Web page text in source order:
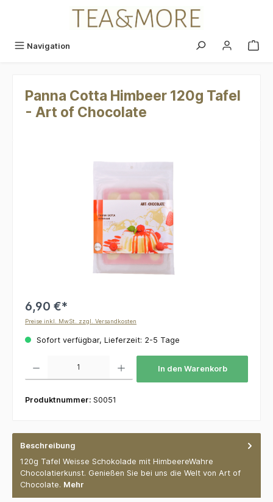
Navigation
Panna Cotta Himbeer 120g Tafel
- Art of Chocolate
6,90 €*
Preise inkl. MwSt. zzgl. Versandkosten
Sofort verfügbar, Lieferzeit: 2-5 Tage
In den Warenkorb
Produktnummer: S0051
Beschreibung
120g Tafel Weisse Schokolade mit HimbeereWahre
Chocolatierkunst. Genießen Sie bei uns die Welt von Art of
Chocolate. Mehr